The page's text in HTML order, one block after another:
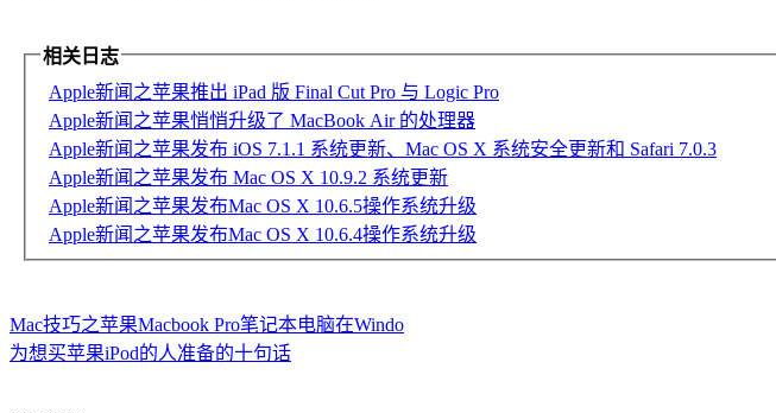
相关日志
Apple新闻之苹果推出 iPad 版 Final Cut Pro 与 Logic Pro
Apple新闻之苹果悄悄升级了 MacBook Air 的处理器
Apple新闻之苹果发布 iOS 7.1.1 系统更新、Mac OS X 系统安全更新和 Safari 7.0.3
Apple新闻之苹果发布 Mac OS X 10.9.2 系统更新
Apple新闻之苹果发布Mac OS X 10.6.5操作系统升级
Apple新闻之苹果发布Mac OS X 10.6.4操作系统升级
Mac技巧之苹果Macbook Pro笔记本电脑在Windo
为想买苹果iPod的人准备的十句话